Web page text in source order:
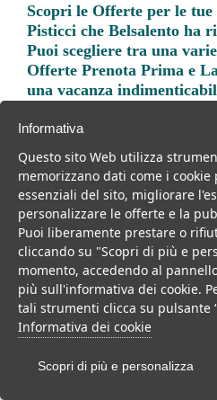
Scopri leOfferte per le tue
Pisticci che Belsalento ha
Puoi scegliere tra una
Offerte Prenota Prima e
una vacanza
Trova la soluzione
Noi di belsalento.it abbiamo
migliori servizi, le migliori offerte
Informativa
Questo sito Web utilizza
memorizzano dati come i
essenziali del sito, migliorare
personalizzare le offerte e la
Puoi liberamente prestare o
cliccando su "Scopri di più e
momento, accedendo al
più sull'informativa dei cookie.
tali strumenti clicca su pulsante
Informativa dei cookie
Scopri di più e personalizza